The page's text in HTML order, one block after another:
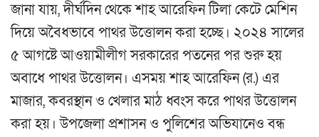
জানা যায়, দীর্ঘদিন থেকে শাহ আরেফিন টিলা কেটে মেশিন
দিয়ে অবৈধভাবে পাথর উত্তোলন করা হচ্ছে। ২০২৪ সালের
৫ আগষ্টে আওয়ামীলীগ সরকারের পতনের পর শুরু হয়
অবাধে পাথর উত্তোলন। এসময় শাহ আরেফিন (র.) এর
মাজার, কবরস্থান ও খেলার মাঠ ধ্বংস করে পাথর উত্তোলন
করা হয়। উপজেলা প্রশাসন ও পুলিশের অভিযানেও বন্ধ